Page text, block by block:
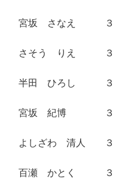
宮坂 さなえ ３
さそう りえ ３
半田 ひろし ３
宮坂 紀博 ３５
しざわ 清人 ３
百瀬 かとく ３